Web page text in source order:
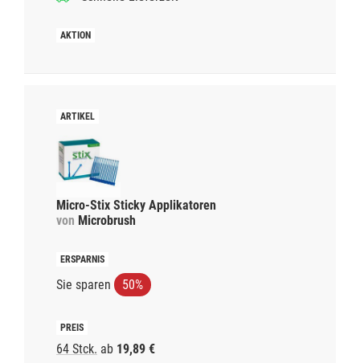
Micro-Stix Sticky Applikatoren
von Microbrush
Sie sparen 50%
64 Stck. ab 19,89 €